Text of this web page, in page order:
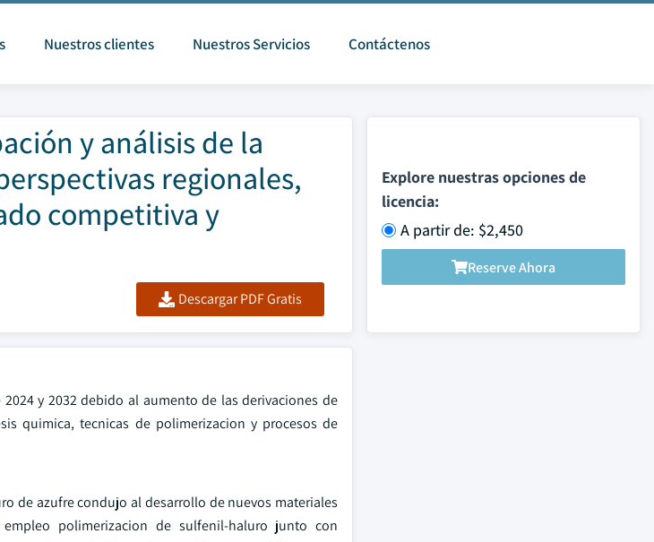
Nuestros clientes Nuestros Servicios Contáctenos
y análisis de la
regionales,
competitiva y
Descargar PDF Gratis
Explore nuestras opciones de
licencia:
A partir de: $2,450
Reserve Ahora
y 2032 debido al aumento de las derivaciones de
quimica, tecnicas de polimerizacion y procesos de
de azufre condujo al desarrollo de nuevos materiales
polimerizacion de sulfenil-haluro junto con